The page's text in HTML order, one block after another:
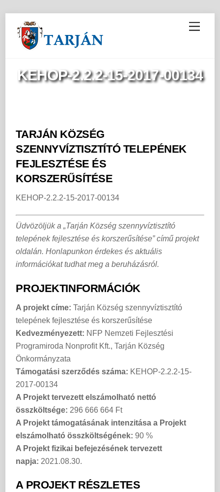
M
e
KEHOP-2.2.2-15-2017-00134
TARJÁN KÖZSÉG
SZENNYVÍZTISZTÍTÓ TELEPÉNEK
FEJLESZTÉSE ÉS
KORSZERŰSÍTÉSE
KEHOP-2.2.2-15-2017-00134
Üdvözöljük a „Tarján Község szennyvíztisztító
telepének fejlesztése és korszerűsítése” című projekt
oldalán. Honlapunkon érdekes és aktuális
információkat tudhat meg a beruházásról.
PROJEKTINFORMÁCIÓK
A projekt címe: Tarján Község szennyvíztisztító
telepének fejlesztése és korszerűsítése
Kedvezményezett: NFP Nemzeti Fejlesztési
Programiroda Nonprofit Kft., Tarján Község
Önkormányzata
Támogatási szerződés száma: KEHOP-2.2.2-15-
2017-00134
A Projekt tervezett elszámolható nettó
összköltsége: 296 666 664 Ft
A Projekt támogatásának intenzitása a Projekt
elszámolható összköltségének:90 %
A Projekt fizikai befejezésének tervezett
napja: 2021.08.30.
A PROJEKT RÉSZLETES